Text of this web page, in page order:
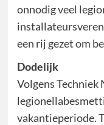
onnodig veel
een rij gezet om
Dodelijk
Volgens Techniek
vakantieperiode.